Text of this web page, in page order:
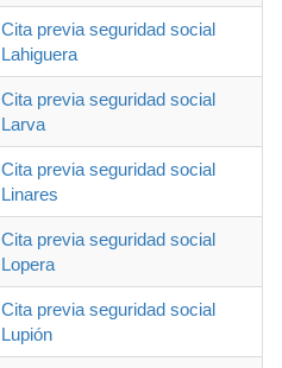
Cita previa seguridad social
Lahiguera
Cita previa seguridad social
Larva
Cita previa seguridad social
Linares
Cita previa seguridad social
Lopera
Cita previa seguridad social
Lupión